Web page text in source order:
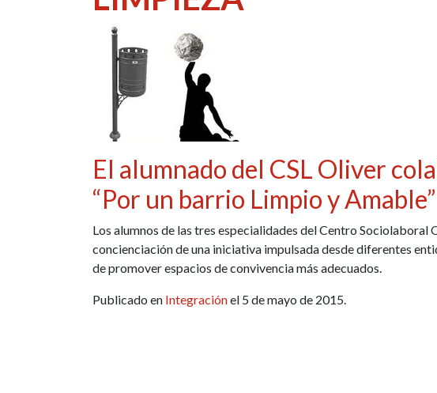
El alumnado del CSL Oliver
“Por un barrio Limpio y Amable”
Los alumnos de las tres especialidades del Centro Sociolaboral
concienciación de una iniciativa impulsada desde diferentes
de promover espacios de convivencia más adecuados.
Publicado en Integraciónel 5 de mayo de 2015.